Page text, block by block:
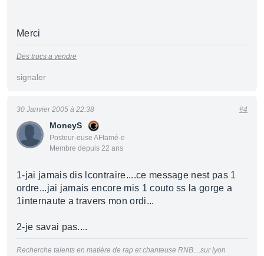
Merci
Des trucs a vendre
signaler
MoneyS
Posteur·euse AFfamé·e
Membre depuis 22 ans
30 Janvier 2005 à 22:38 #4
1-jai jamais dis lcontraire....ce message nest pas 1
ordre...jai jamais encore mis 1 couto ss la gorge a
1internaute a travers mon ordi...
2-je savai pas....
Recherche talents en matière de rap et chanteuse RNB....sur lyon